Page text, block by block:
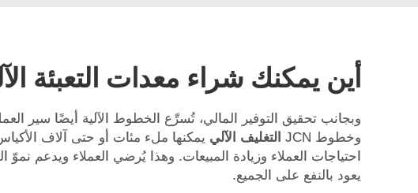
أين يمكنك شراء معدات التعبئة
وبجانب تحقيق التوفير المالي، تُسرِّع الخطوط الآلية أيضًا سير
وخطوط JCN
التغليف الآلي يمكنها ملء مئات أو حتى آلاف
احتياجات العملاء وزيادة المبيعات. وهذا يُرضي العملاء ويدعم
يعود بالنفع على الجميع.